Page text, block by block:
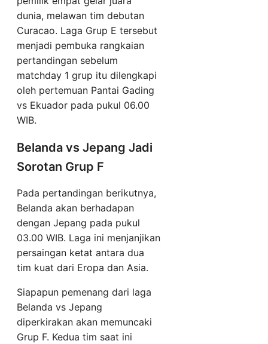
dunia, melawan tim debutan
Curacao. Laga Grup E tersebut
menjadi pembuka rangkaian
pertandingan sebelum
matchday 1 grup itu dilengkapi
oleh pertemuan Pantai Gading
vs Ekuador pada pukul 06.00
WIB.
Belanda vs Jepang Jadi
Sorotan Grup F
Pada pertandingan berikutnya,
Belanda akan berhadapan
dengan Jepang pada pukul
03.00 WIB. Laga ini menjanjikan
persaingan ketat antara dua
tim kuat dari Eropa dan Asia.
Siapapun pemenang dari laga
Belanda vs Jepang
diperkirakan akan memuncaki
Grup F. Kedua tim saat ini